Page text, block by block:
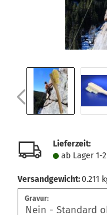
Lieferzeit:
ab Lager 1-
Versandgewicht:0.211
Gravur: